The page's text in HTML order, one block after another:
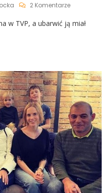
2 KomentarzeDo
Do
Otrzymał
Zaproszenia
Na
Galę.
„Kochany
Stingu,
…”
w TVP, a ubarwić ją miał